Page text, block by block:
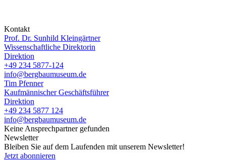
Kontakt
Prof. Dr. Sunhild Kleingärtner
Wissenschaftliche Direktorin
Direktion
+49 234 5877-124
info@bergbaumuseum.de
Tim Pfenner
Kaufmännischer Geschäftsführer
Direktion
+49 234 5877 124
info@bergbaumuseum.de
Keine Ansprechpartner gefunden
Newsletter
Bleiben Sie auf dem Laufenden mit unserem Newsletter!
Jetzt abonnieren